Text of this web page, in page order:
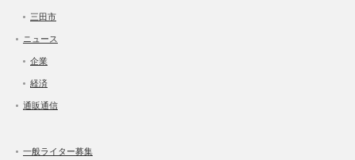
三田市
ニュース
企業
経済
通販通信
一般ライター募集